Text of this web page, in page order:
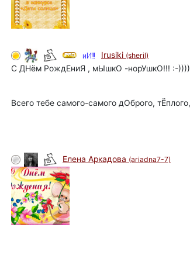
Irusiki (sheril)
С ДНём РождЕниЯ , мЫшкО -норУшкО!!! :-
Всего тебе самого-самого дОброго,
Елена Аркадова (ariadna7-7)